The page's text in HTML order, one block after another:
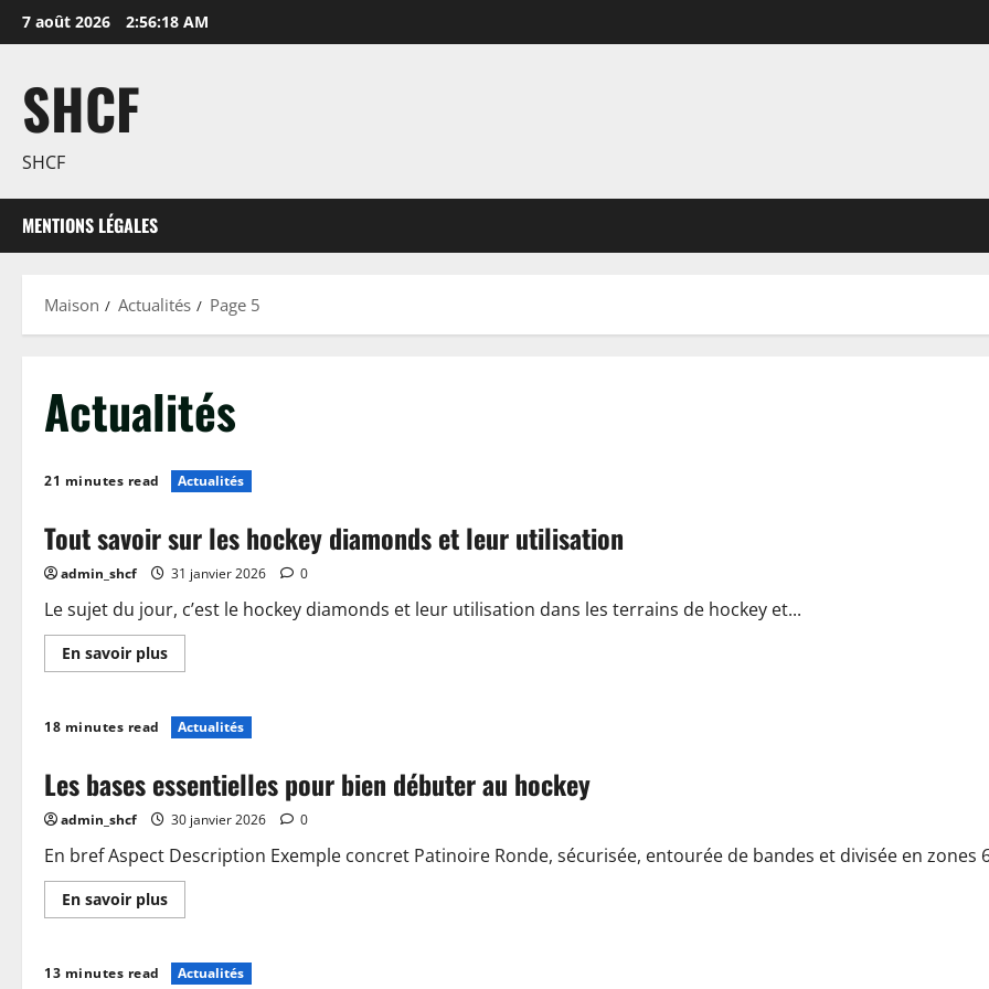
Passer
au
7 août 2026 2:56:19 AM
SHCF
SHCF
MENTIONS LÉGALES
Maison Actualités Page 5
Actualités
21 minutes read Actualités
Tout savoir sur les hockey diamonds et leur utilisation
admin_shcf 31 janvier 2026 0
Le sujet du jour, c’est le hockey diamonds et leur utilisation dans les terrains de hockey et...
En savoir plusEn
savoir
Tout
savoir
sur
hockey
diamonds
leur
18 minutes read Actualités
Les bases essentielles pour bien débuter au hockey
admin_shcf 30 janvier 2026 0
En bref Aspect Description Exemple concret Patinoire Ronde, sécurisée, entourée de bandes et divisée en zones
En savoir plusEn
savoir
Les
bases
13 minutes read Actualités